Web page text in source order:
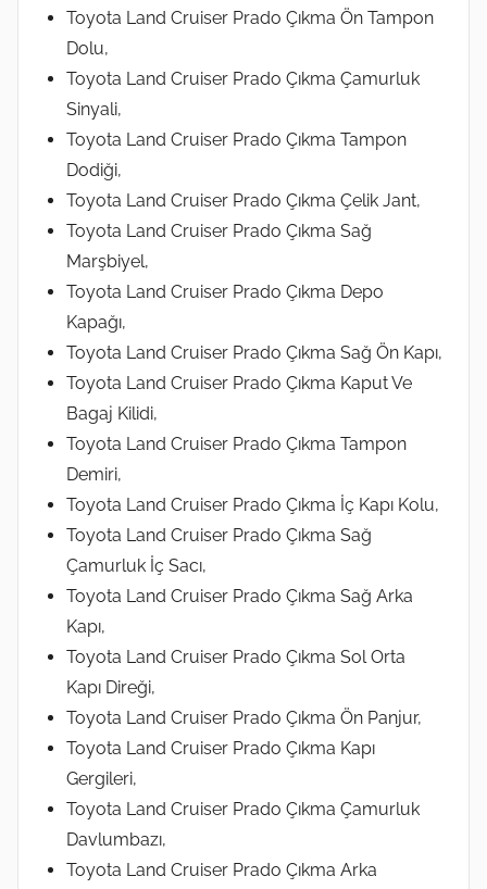
Toyota Land Cruiser Prado Çıkma Ön Tampon
Dolu,
Toyota Land Cruiser Prado Çıkma Çamurluk
Sinyali,
Toyota Land Cruiser Prado Çıkma Tampon
Dodiği,
Toyota Land Cruiser Prado Çıkma Çelik Jant,
Toyota Land Cruiser Prado Çıkma Sağ
Marşbiyel,
Toyota Land Cruiser Prado Çıkma Depo
Kapağı,
Toyota Land Cruiser Prado Çıkma Sağ Ön Kapı,
Toyota Land Cruiser Prado Çıkma Kaput Ve
Bagaj Kilidi,
Toyota Land Cruiser Prado Çıkma Tampon
Demiri,
Toyota Land Cruiser Prado Çıkma İç Kapı Kolu,
Toyota Land Cruiser Prado Çıkma Sağ
Çamurluk İç Sacı,
Toyota Land Cruiser Prado Çıkma Sağ Arka
Kapı,
Toyota Land Cruiser Prado Çıkma Sol Orta
Kapı Direği,
Toyota Land Cruiser Prado Çıkma Ön Panjur,
Toyota Land Cruiser Prado Çıkma Kapı
Gergileri,
Toyota Land Cruiser Prado Çıkma Çamurluk
Davlumbazı,
Toyota Land Cruiser Prado Çıkma Arka